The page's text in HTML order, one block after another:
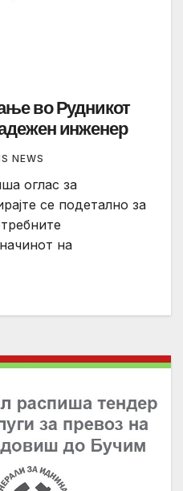
во Рудникот
инженер
NEWS
оглас за
се подетално за
на